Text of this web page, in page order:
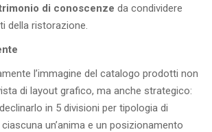
di conoscenze da condividere
della ristorazione.
l’immagine del catalogo prodotti non
di layout grafico, ma anche strategico:
in 5 divisioni per tipologia di
un’anima e un posizionamento